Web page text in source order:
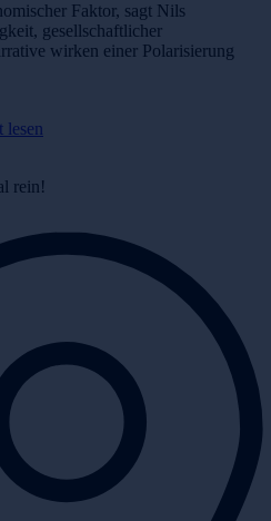
Faktor, sagt Nils
gesellschaftlicher
wirken einer Polarisierung
lesen
rein!